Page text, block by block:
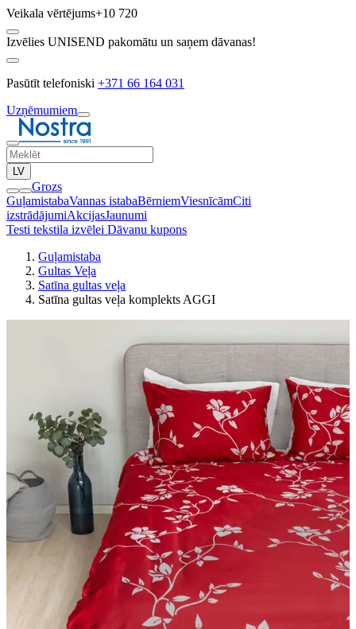
Veikala vērtējums+10 720
Izvēlies UNISEND pakomātu un saņem dāvanas!
Pasūtīt telefoniski +371 66 164 031
Uzņēmumiem
LV
Grozs
GuļamistabaVannas istabaBērniemViesnīcāmCiti
izstrādājumiAkcijasJaunumi
Testi tekstila izvēlei Dāvanu kupons
Guļamistaba
Gultas Veļa
Satīna gultas veļa
Satīna gultas veļa komplekts AGGI